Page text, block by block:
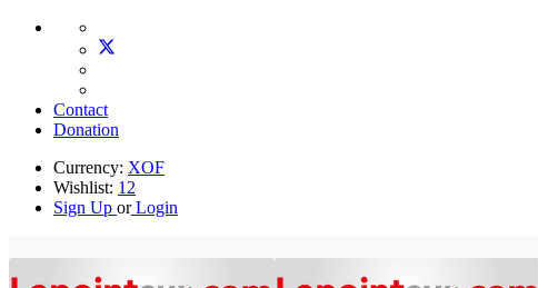
Contact
Donation
Currency: XOF
Wishlist: 12
Sign Up orLogin